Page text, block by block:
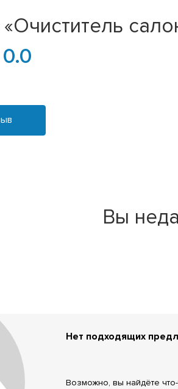
0.0
Вы
Нет подходящих
Возможно, вы найдёте